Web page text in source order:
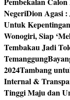
NegeriDion Agasi
Untuk
Wonogiri, Siap
Tembakau Jadi
Temanggung
2024Tambang
Internal &
Tinggi Maju dan